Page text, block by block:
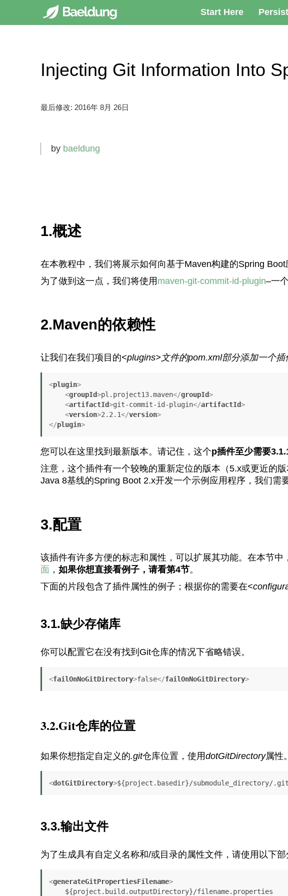
Start Here
Injecting Git Information Into
最后修改: 2016年 8月 26日
by baeldung
1.概述
在本教程中，我们将展示如何向基于Maven构建的Spring Boot
为了做到这一点，我们将使用 maven-git-commit-id-plugin–一
2.Maven的依赖性
让我们在我们项目的<plugins> 文件的pom.xml部分添加一个插
<plugin>
<groupId>pl.project13.maven</groupId>
<artifactId>git-commit-id-plugin</artifactId>
<version>2.2.1</version>
</plugin>
您可以在这里找到最新版本。请记住，这个p插件至少需要
注意，这个插件有一个较晚的重新定位的版本（5.x或更近的
Java 8基线的Spring Boot 2.x开发一个示例应用程序，我们
3.配置
该插件有许多方便的标志和属性，可以扩展其功能。在本节
面， 如果你想直接看例子，请看第4节。
下面的片段包含了插件属性的例子；根据你的需要在
3.1.缺少存储库
你可以配置它在没有找到Git仓库的情况下省略错误。
<failOnNoGitDirectory>false</failOnNoGitDirectory>
3.2.Git仓库的位置
如果你想指定自定义的.git仓库位置，使用dotGitDirectory属性。
<dotGitDirectory>${project.basedir}/submodule_directory/.git
3.3.输出文件
为了生成具有自定义名称和/或目录的属性文件，请使用以下部
<generateGitPropertiesFilename>